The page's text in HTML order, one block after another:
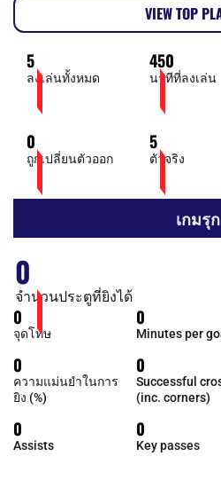
VIEW TOP
5
ลงเล่นทั้งหมด
450
นาทีที่ลงเล่น
0
ถูกเปลี่ยนตัวออก
5
ตัวจริง
เกมรุก
0
จำนวนประตูที่ยิงได้
0
จุดโทษ
0
Minutes per
0
ความแม่นยำในการ
ยิง (%)
0
Successful
(inc. corners)
0
Assists
0
Key passes